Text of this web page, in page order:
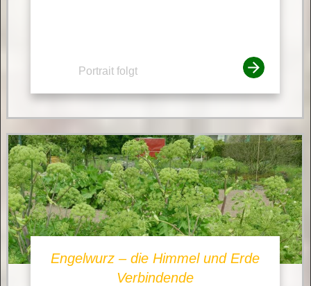
Portrait folgt
Engelwurz – die Himmel und Erde
Verbindende